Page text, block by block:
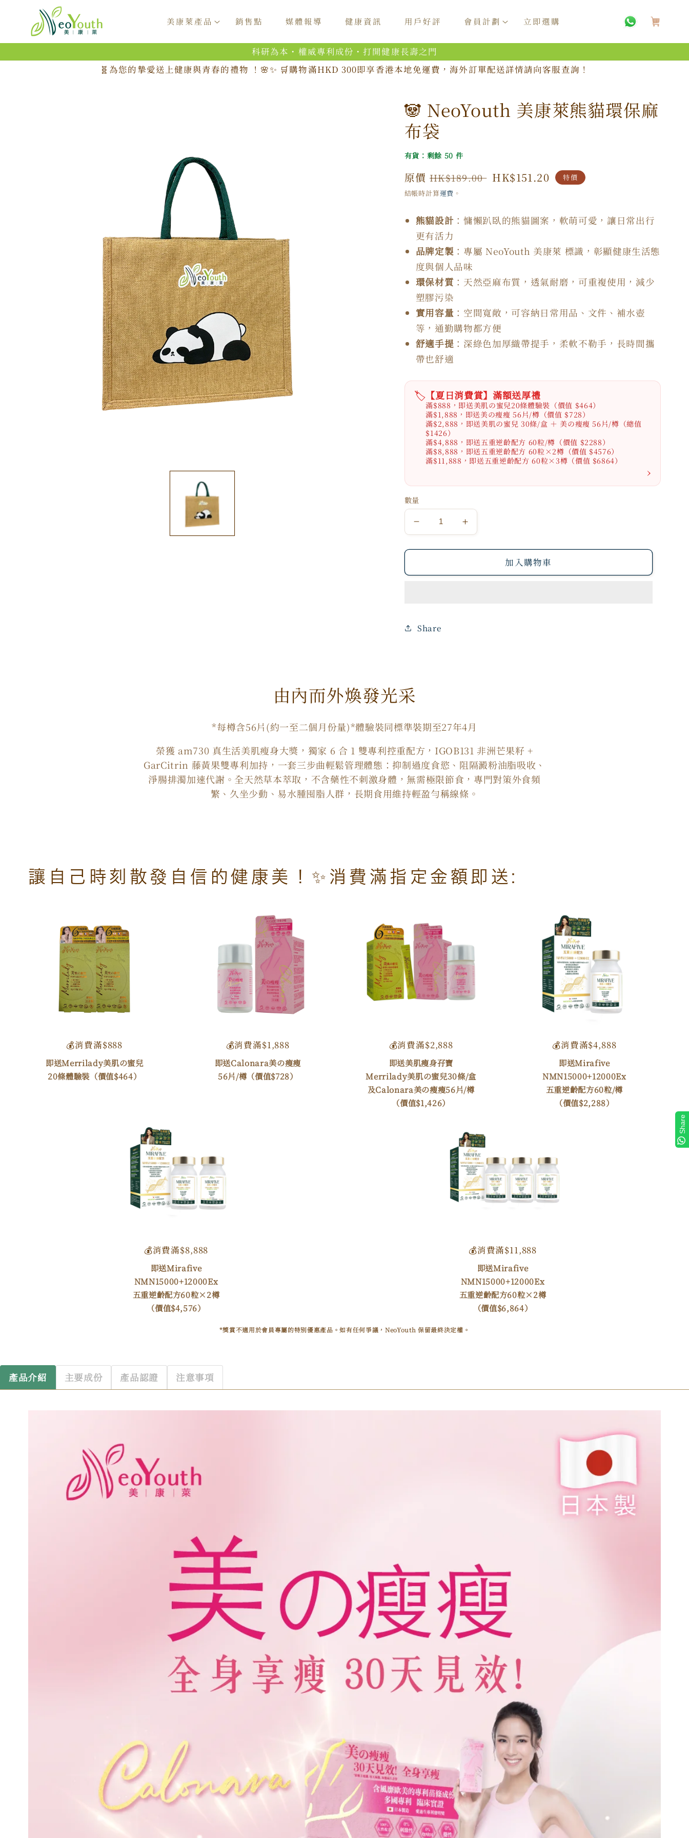
跳至內
美康萊產品 銷售點 媒體報導 健康資訊 用戶好評 會員計劃 立即選購
物
科研為本・權威專利成份・打開健康長壽之門
🧬為您的摯愛送上健康與青春的禮物 ！🌸✨ 🛒購物滿HKD 300即享香港本地免運費，海外訂單配送詳情請向客服查詢！
🐼 NeoYouth 美康萊熊貓環保麻
布袋
有貨：剩餘 50 件
原
價
原價 HK$189.00 特
HK$151.20
特價
結帳時計算運費 。
熊貓設計 ：慵懶趴臥的熊貓圖案，軟萌可愛，讓日常出行
更有活力
品牌定製 ：專屬 NeoYouth 美康萊 標識，彰顯健康生活態
度與個人品味
環保材質 ：天然亞麻布質，透氣耐磨，可重複使用，減少
塑膠污染
實用容量 ：空間寬敞，可容納日常用品、文件、補水壺
等，通勤購物都方便
舒適手提 ：深綠色加厚織帶提手，柔軟不勒手，長時間攜
帶也舒適
🏷️ 【夏日消費賞】滿額送厚禮
滿$888，即送美肌の蜜兒20條體驗裝（價值 $464）
滿$1,888，即送美の瘦瘦 56片/樽（價值 $728）
滿$2,888，即送美肌の蜜兒 30條/盒 ＋ 美の瘦瘦 56片/樽（總值
$1426）
滿$4,888，即送五重逆齡配方 60粒/樽（價值 $2288）
滿$8,888，即送五重逆齡配方 60粒×2樽（價值 $4576）
滿$11,888，即送五重逆齡配方 60粒×3樽（價值 $6864）
›
數量
NeoYouth
美
環
減
少
🐼
NeoYouth
美
增
加
加入購物車
Share
由內而外煥發光采
*每樽含56片(約一至二個月份量)*體驗裝同標準裝期至27年4月
榮獲 am730 真生活美肌瘦身大獎，獨家 6 合 1 雙專利控重配方，IGOB131 非洲芒果籽 +
GarCitrin 藤黃果雙專利加持，一套三步曲輕鬆管理體態：抑制過度食慾、阻隔澱粉油脂吸收、
淨腸排濁加速代謝。全天然草本萃取，不含藥性不刺激身體，無需極限節食，專門對策外食頻
繁、久坐少動、易水腫囤脂人群，長期食用維持輕盈勻稱線條。
讓自己時刻散發自信的健康美！✨消費滿指定金額即送:
💰消費滿$888
即送Merrilady美肌の蜜兒
20條體驗裝（價值$464）
💰消費滿$1,888
即送Calonara美の瘦瘦
56片/樽（價值$728）
💰消費滿$2,888
即送美肌瘦身孖寶
Merrilady美肌の蜜兒30條/盒
及Calonara美の瘦瘦56片/樽
（價值$1,426）
💰消費滿$4,888
即送Mirafive
NMN15000+12000Ex
五重逆齡配方60粒/樽
（價值$2,288）
💰消費滿$8,888
即送Mirafive
NMN15000+12000Ex
五重逆齡配方60粒×2樽
（價值$4,576）
💰消費滿$11,888
即送Mirafive
NMN15000+12000Ex
五重逆齡配方60粒×2樽
（價值$6,864）
*獎賞不適用於會員專屬的特別優惠產品。如有任何爭議，NeoYouth 保留最終決定權。
產品介紹 主要成份 產品認證 注意事項
Share